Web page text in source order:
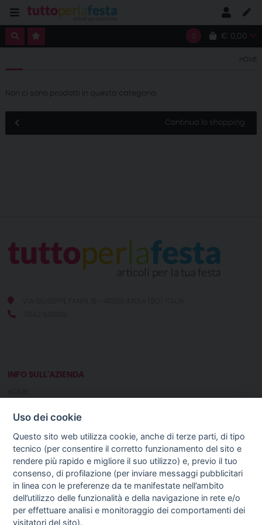
0 € 0,00
HOME
Non ci sono prodotti in questa categoria.
Continua lo shopping
INFO SULL'AZIENDA
NOTIZIE
GUIDA AGLI ACQUISTI
PROCEDURA DI ACQUISTO
DIRITTO DI RECESSO
SPEDIZIONI E COSTI
Uso dei cookie
Questo sito web utilizza cookie, anche di terze parti, di tipo
tecnico (per consentire il corretto funzionamento del sito e
rendere più rapido e migliore il suo utilizzo) e, previo il tuo
consenso, di profilazione (per inviare messaggi pubblicitari
in linea con le preferenze da te manifestate nell’ambito
dell’utilizzo delle funzionalità e della navigazione in rete e/o
per effettuare analisi e monitoraggio dei comportamenti dei
visitatori del sito).